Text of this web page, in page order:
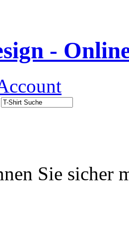
-
Sie sicher